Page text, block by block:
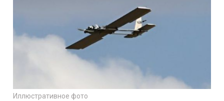
Иллюстративное фото